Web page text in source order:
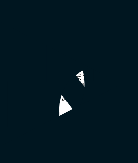
」を意味するものではなく、「最
あなた自身を物語っています。例
、少し味気ない、または散らかって
す。また、100 種類以上ある
のスタイルを反映したカスタムデ
から選択しましょう。ライアント